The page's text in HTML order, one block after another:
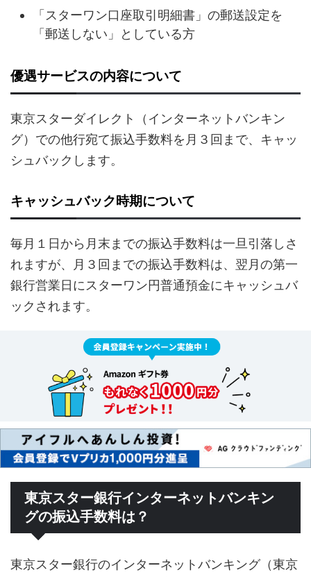
「スターワン口座取引明細書」の郵送設定を
「郵送しない」としている方
優遇サービスの内容について
東京スターダイレクト（インターネットバンキン
グ）での他行宛て振込手数料を月３回まで、キャッ
シュバックします。
キャッシュバック時期について
毎月１日から月末までの振込手数料は一旦引落しさ
れますが、月３回までの振込手数料は、翌月の第一
銀行営業日にスターワン円普通預金にキャッシュバ
ックされます。
東京スター銀行インターネットバンキン
グの振込手数料は？
東京スター銀行のインターネットバンキング（東京